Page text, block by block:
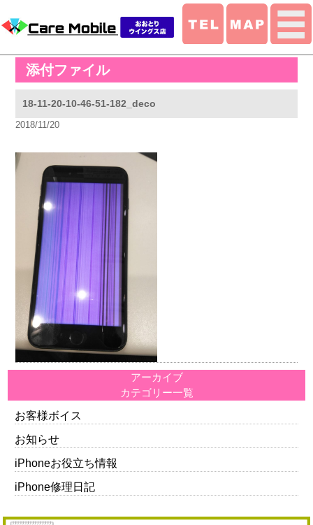
添付ファイル
18-11-20-10-46-51-182_deco
2018/11/20
アーカイブ
カテゴリー一覧
お客様ボイス
お知らせ
iPhoneお役立ち情報
iPhone修理日記